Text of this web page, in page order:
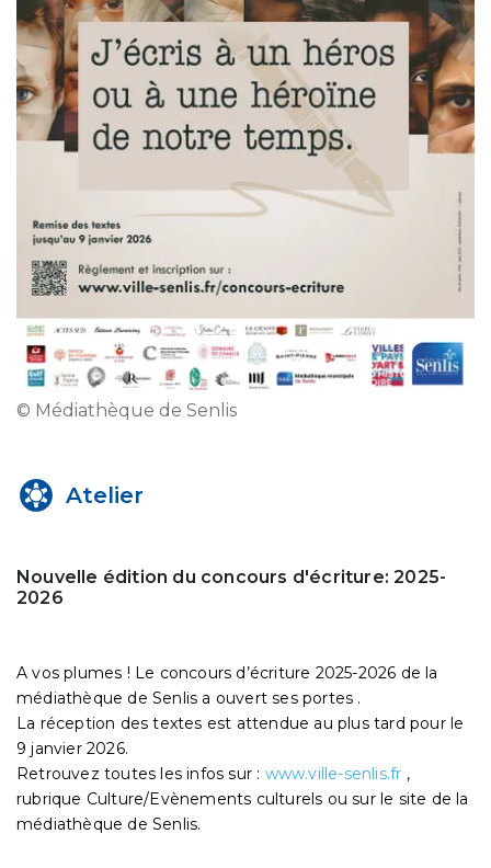
© Médiathèque de Senlis
Atelier
Nouvelle édition du concours d'écriture: 2025-
2026
A vos plumes ! Le concours d’écriture 2025-2026 de la
médiathèque de Senlis a ouvert ses portes .
La réception des textes est attendue au plus tard pour le
9 janvier 2026.
Retrouvez toutes les infos sur : www.ville-senlis.fr ,
rubrique Culture/Evènements culturels ou sur le site de la
médiathèque de Senlis.